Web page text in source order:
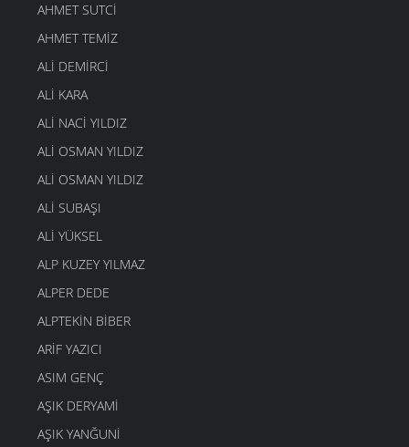
AHMET SUTCI
AHMET TEMIZ
ALI DEMIRCI
ALI KARA
ALI NACI YILDIZ
ALI OSMAN YILDIZ
ALI OSMAN YILDIZ
ALI SUBAŞI
ALI YÜKSEL
ALP KUZEY YILMAZ
ALPER DEDE
ALPTEKIN BIBER
ARIF YAZICI
ASIM GENÇ
AŞIK DERYAMI
AŞIK YANĞUNI